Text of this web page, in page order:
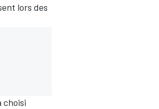
lors des
choisi